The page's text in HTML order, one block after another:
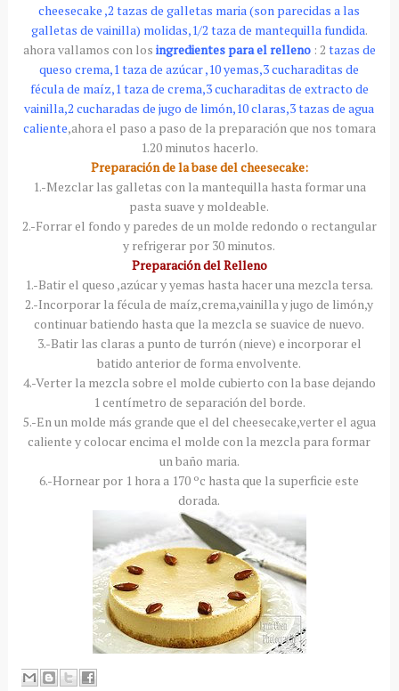
cheesecake ,2 tazas de galletas maria(son parecidas a las
galletas de vainilla) molidas,1/2 taza de mantequilla fundida.
ahora vallamos con los ingredientespara el relleno: 2 tazas de
queso crema,1 taza deazúcar,10 yemas,3cucharaditas de
fécula de maíz,1 taza de crema,3cucharaditas de extracto de
vainilla,2 cucharadas de jugo de limón,10 claras,3 tazas de agua
caliente,ahora el paso a paso de la preparaciónque nos tomara
1.20 minutos hacerlo.
Preparación de la base delcheesecake:
1.-Mezclar las galletas con la mantequilla hasta formar una
pasta suave y moldeable.
2.-Forrar el fondo y paredes de un molde redondo o rectangular
y refrigerar por 30 minutos.
Preparacióndel Relleno
1.-Batir el queso ,azúcar y yemas hasta hacer una mezcla tersa.
2.-Incorporar la fécula de maíz,crema,vainilla y jugo de limón,y
continuar batiendo hasta que la mezcla se suavice de nuevo.
3.-Batir las claras a punto de turrón (nieve) e incorporar el
batido anterior de forma envolvente.
4.-Verter la mezcla sobre el molde cubierto con la base dejando
1centímetro de separación del borde.
5.-En un molde más grande que el del cheesecake,verter el agua
caliente y colocar encima el molde con la mezcla para formar
un baño maria.
6.-Hornear por 1 hora a 170 ºc hasta que la superficie este
dorada.